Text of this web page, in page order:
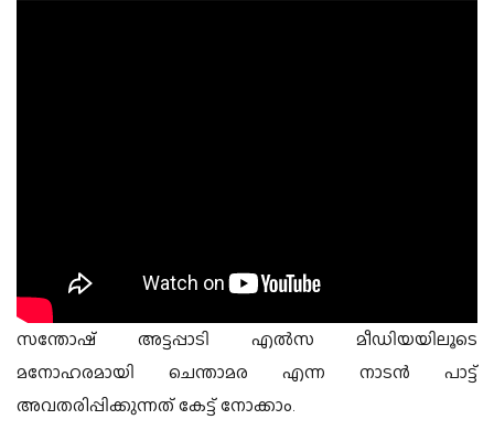
സന്തോഷ്‌ അട്ടപ്പാടി എൽസ മീഡിയയിലൂടെ
മനോഹരമായി ചെന്താമര എന്ന നാടൻ പാട്ട്
അവതരിപ്പിക്കുന്നത് കേട്ട് നോക്കാം.